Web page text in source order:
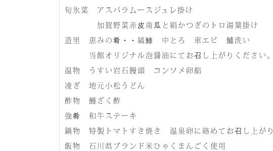
旬氷菜 アスパラムースジュレ掛け
加賀野菜赤皮南瓜と絹かつぎのトロ湯葉掛け
造里 恵みの肴・・縞鯵 中とろ 車エビ 鱸洗い
当館オリジナル泡醤油にてお召し上がりください。
温物 うすい岩石饅頭 コンソメ卵餡
凌ぎ 地元小松うどん
酢物 鰻ざく酢
強肴 和牛ステーキ
鍋物 特製トマトすき焼き 温泉卵に絡めてお召し上がり
飯物 石川県ブランド米ひゃくまんごく使用